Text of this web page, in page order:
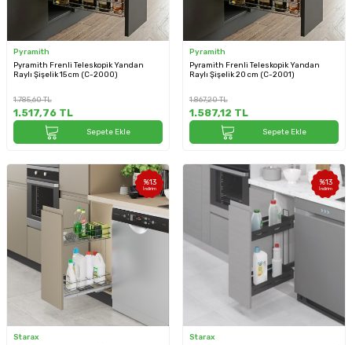
Pyramith
Pyramith Frenli Teleskopik Yandan
Raylı Şişelik 15 cm (C-2000)
1.785,60TL
1.517,76 TL
Sepete Ekle
Pyramith
Pyramith Frenli Teleskopik Yandan
Raylı Şişelik 20 cm (C-2001)
1.867,20TL
1.587,12 TL
Sepete Ekle
%13
İndirim
Starax
%13
İndirim
Starax